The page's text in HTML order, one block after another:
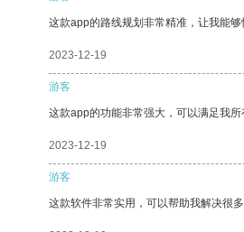
这款app的路线规划非常精准，让我能够
2023-12-19
游客
这款app的功能非常强大，可以满足我
2023-12-19
游客
这款软件非常实用，可以帮助我解决很多